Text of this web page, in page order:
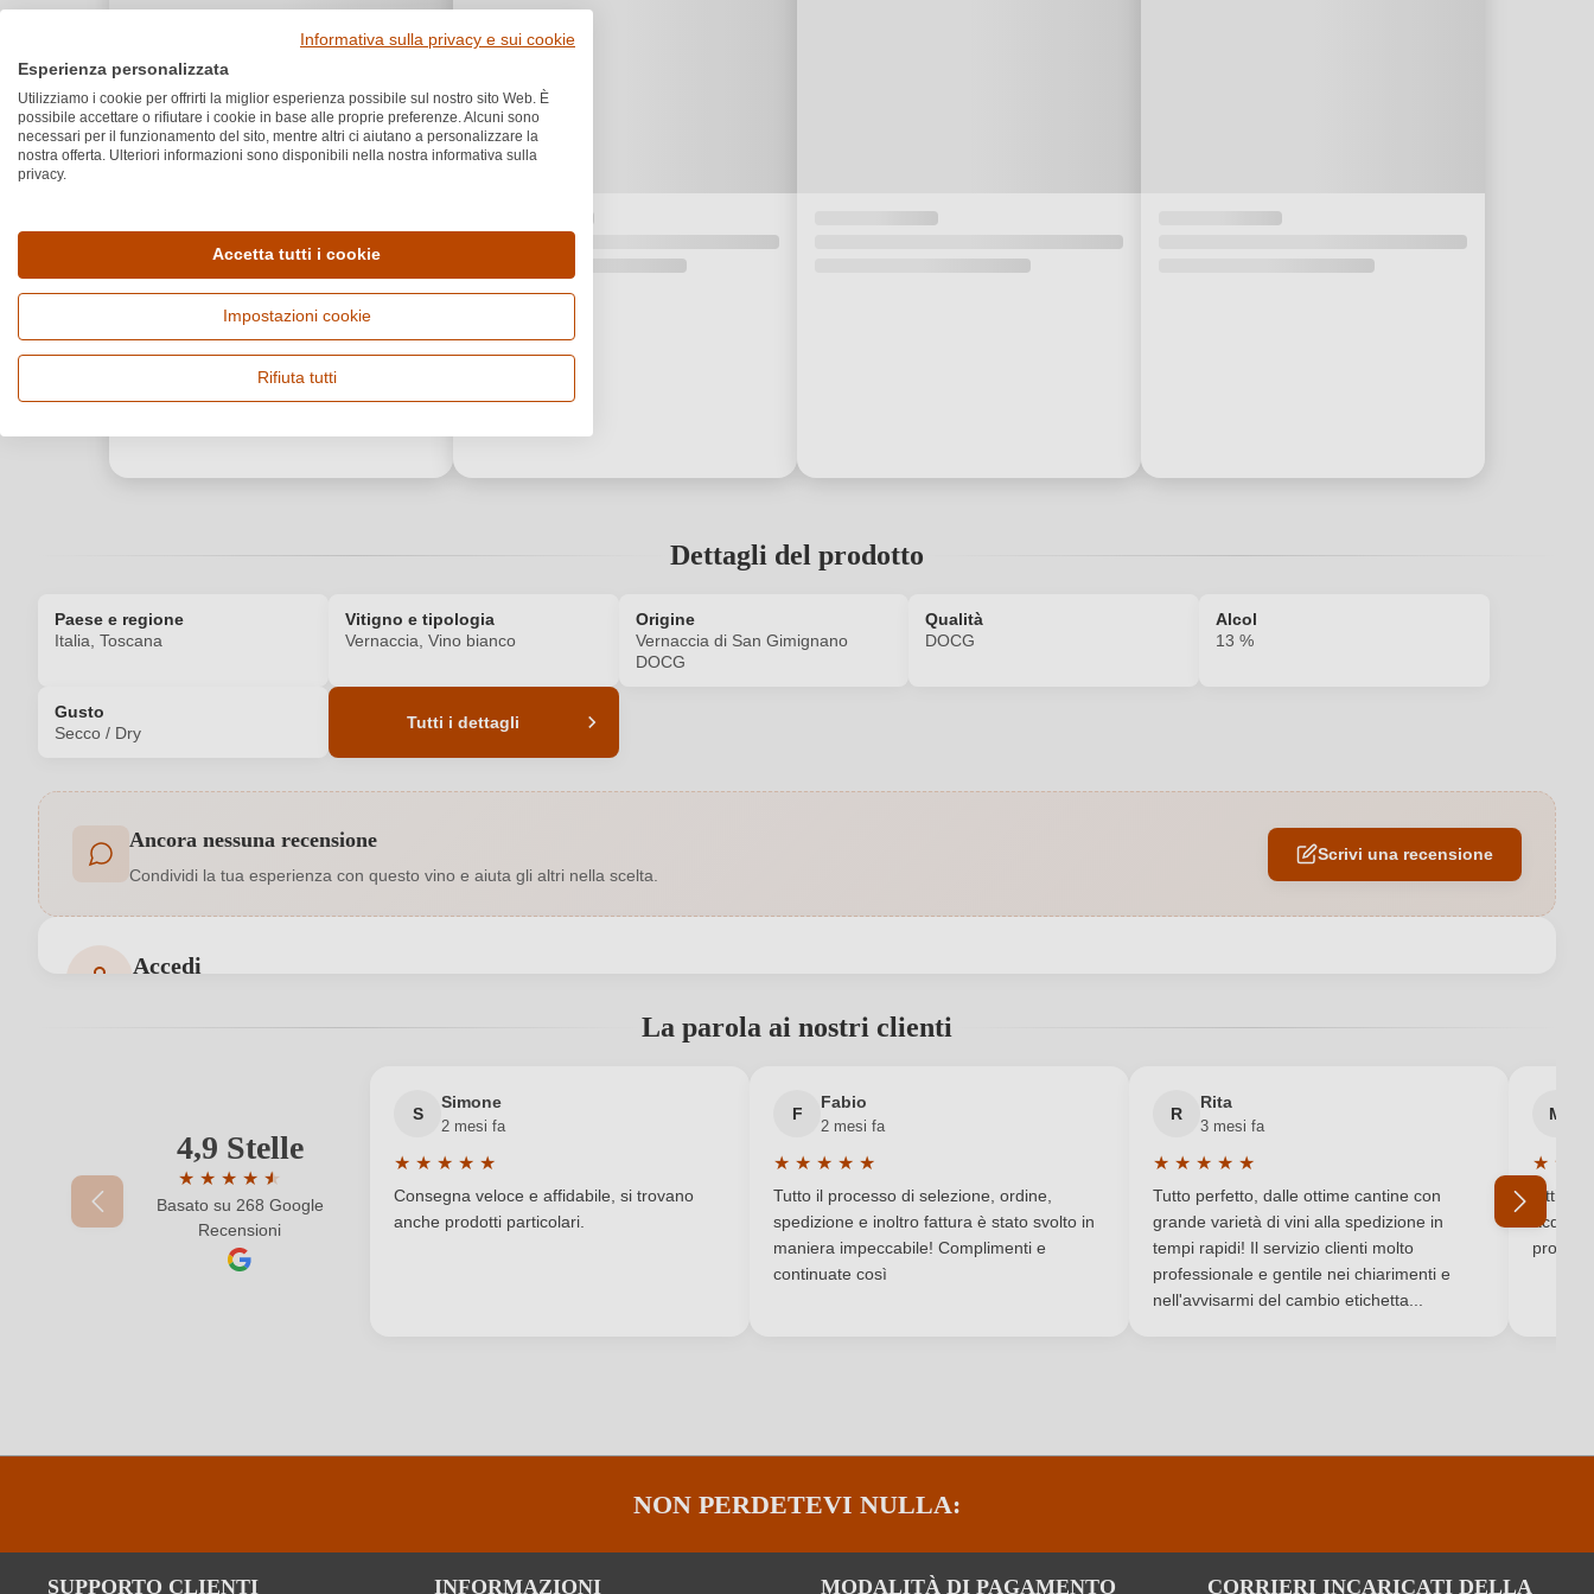
Dettagli del prodotto
Paese e regione
Italia, Toscana
Vitigno e tipologia
Vernaccia, Vino bianco
Origine
Vernaccia di San Gimignano
DOCG
Qualità
DOCG
Alcol
13 %
Gusto
Secco / Dry
Tutti i dettagli
Bio Sì
Colore dell'uva 13 %
Gimignano, Italia
Nazione
Residuo zuccherino
Sigla OdC Sigla OdC negozio DE-ÖKO-060
Tipo di vino Vino bianco
Ancora nessuna recensione
Condividi la tua esperienza con questo vino e aiuta gli altri nella scelta.
Scrivi una recensione
Accedi
Il tuo indirizzo e-mail
La tua password
Ho dimenticato la mia password.
La parola ai nostri clienti
4,9 Stelle
★ ★ ★ ★ ★
★
Valutazione media di 4.9 su 5 stelle
Basato su 268 Google
Recensioni
S
Simone
2 mesi fa
★ ★ ★ ★ ★
Valutazione media di 5 su 5 stelle
Consegna veloce e affidabile, si trovano
anche prodotti particolari.
F
Fabio
2 mesi fa
★ ★ ★ ★ ★
Valutazione media di 5 su 5 stelle
Tutto il processo di selezione, ordine,
spedizione e inoltro fattura è stato svolto in
maniera impeccabile! Complimenti e
continuate così
R
Rita
3 mesi fa
★ ★ ★ ★ ★
Valutazione media di 5 su 5 stelle
Tutto perfetto, dalle ottime cantine con
grande varietà di vini alla spedizione in
tempi rapidi! Il servizio clienti molto
professionale e gentile nei chiarimenti e
nell'avvisarmi del cambio etichetta...
M
★ ★
Ottimo
NON PERDETEVI NULLA:
SUPPORTO CLIENTI INFORMAZIONI MODALITÀ DI PAGAMENTO CORRIERI INCARICATI DELLA
Informativa sulla privacy e sui cookie
Esperienza personalizzata
Utilizziamo i cookie per offrirti la miglior esperienza possibile sul nostro sito Web. È
possibile accettare o rifiutare i cookie in base alle proprie preferenze. Alcuni sono
necessari per il funzionamento del sito, mentre altri ci aiutano a personalizzare la
nostra offerta. Ulteriori informazioni sono disponibili nella nostra informativa sulla
privacy.
Accetta tutti i cookie
Impostazioni cookie
Rifiuta tutti